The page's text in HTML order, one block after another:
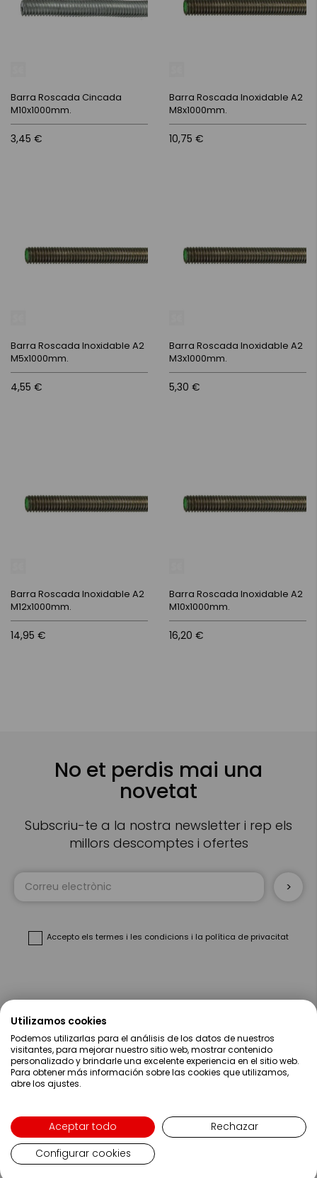
Barra Roscada Cincada
M10x1000mm.
3,45 €
Barra Roscada Inoxidable A2
M8x1000mm.
10,75 €
Barra Roscada Inoxidable A2
M5x1000mm.
4,55 €
Barra Roscada Inoxidable A2
M3x1000mm.
5,30 €
Barra Roscada Inoxidable A2
M12x1000mm.
14,95 €
Barra Roscada Inoxidable A2
M10x1000mm.
16,20 €
No et perdis mai una
novetat
Subscriu-te a la nostra newsletter i rep els
millors descomptes i ofertes
Accepto els termes i les condicions i la política de privacitat
Sobre Nosaltres
Ajuda
Compres
Contacte
Copyright ©2019 Servei Estació S.A
Language
Català
Utilizamos cookies
Podemos utilizarlas para el análisis de los datos de nuestros
visitantes, para mejorar nuestro sitio web, mostrar contenido
personalizado y brindarle una excelente experiencia en el sitio web.
Para obtener más información sobre las cookies que utilizamos,
abre los ajustes.
Aceptar todo
Rechazar
Configurar cookies